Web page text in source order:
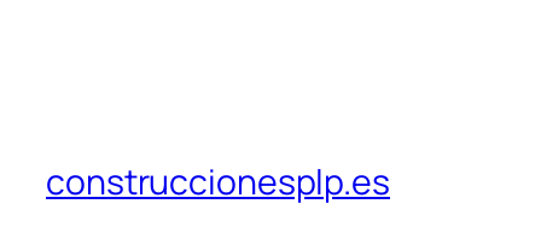
construccionesplp.es